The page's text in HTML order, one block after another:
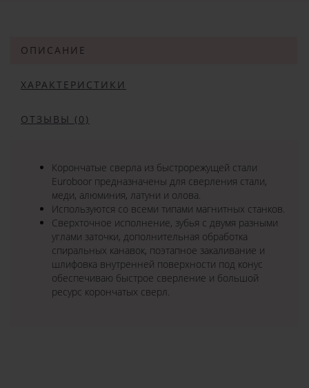
ОПИСАНИЕ
ХАРАКТЕРИСТИКИ
ОТЗЫВЫ (0)
Корончатые сверла из быстрорежущей стали
Euroboor предназначены для сверления стали,
меди, алюминия, латуни и олова.
Используются со всеми типами магнитных станков.
Сверхточное исполнение, зубья с двумя разными
углами заточки, дополнительная обработка
спиральных канавок, поэтапное закаливание и
шлифовка внутренней поверхности под конус
обеспечиваю быстрое сверление и большой
ресурс корончатых сверл.